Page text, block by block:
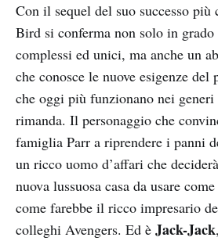
Con il sequel del suo successo più
Bird si conferma non solo in
complessi ed unici, ma anche un
che conosce le nuove esigenze del
che oggi più funzionano nei
rimanda. Il personaggio che
famiglia Parr a riprendere i panni
un ricco uomo d’affari che
nuova lussuosa casa da usare
come farebbe il ricco impresario
colleghi Avengers. Ed è Jack-Jack